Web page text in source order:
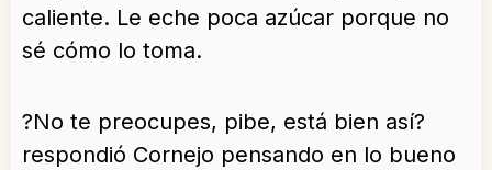
caliente. Le eche poca azúcar porque no
sé cómo lo toma.
?No te preocupes, pibe, está bien así?
respondió Cornejo pensando en lo bueno